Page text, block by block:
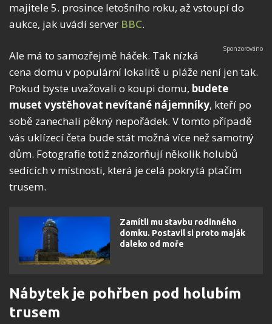
majitele 5. prosince letošního roku, až vstoupí do
aukce, jak uvádí server BBC.
Ale má to samozřejmě háček. Tak nízká
cena domu v populární lokalitě u pláže není jen tak.
Pokud byste uvažovali o koupi domu, budete
muset vystěhovat nevítané nájemníky, kteří po
sobě zanechali pěkný nepořádek. V tomto případě
vás uklízecí četa bude stát možná více než samotný
dům. Fotografie totiž znázorňují několik holubů
sedících v místnosti, která je celá pokrytá ptačím
trusem.
Zamítli mu stavbu rodinného
domku. Postavil si proto maják
daleko od moře
Nábytek je pohřben pod holubím
trusem